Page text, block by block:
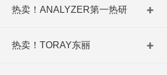
热卖！ANALYZER第一热研
热卖！TORAY东丽